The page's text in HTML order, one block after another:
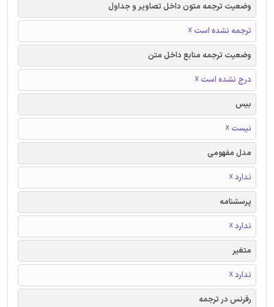
وضعیت ترجمه متون داخل تصاویر و جداول
ترجمه نشده است ☓
وضعیت ترجمه منابع داخل متن
درج نشده است ☓
بیس
نیست ☓
مدل مفهومی
ندارد ☓
پرسشنامه
ندارد ☓
متغیر
ندارد ☓
رفرنس در ترجمه